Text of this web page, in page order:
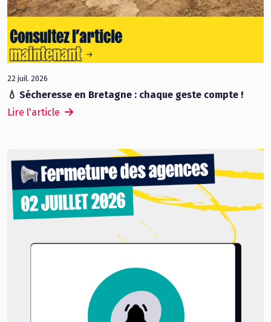
22 juil. 2026
💧 Sécheresse en Bretagne : chaque geste compte !
Lire l'article